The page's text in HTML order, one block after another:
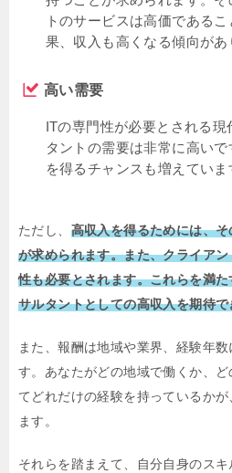
トのサービスは高価である
果、収入も高くなる傾向があ
高い需要
ITの専門性が必要とされる
タントの需要は非常に高い
を得るチャンスも増えていま
ただし、 高収入を得るためには、
が求められます。また、クライア
性も必要とされます。これらを満
サルタントとしての高収入を期待
また、報酬は地域や業界、経験年
す。あなたがどの地域で働くか、
てどれだけの経験を持っているか
ます。
それらを踏まえて、自分自身のス